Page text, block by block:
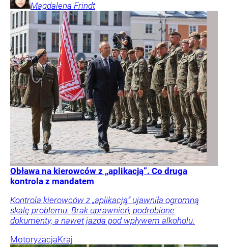
Magdalena Frindt
Obława na kierowców z „aplikacją”. Co druga
kontrola z mandatem
Kontrola kierowców z „aplikacją” ujawniła ogromną
skalę problemu. Brak uprawnień, podrobione
dokumenty, a nawet jazda pod wpływem alkoholu.
MotoryzacjaKraj